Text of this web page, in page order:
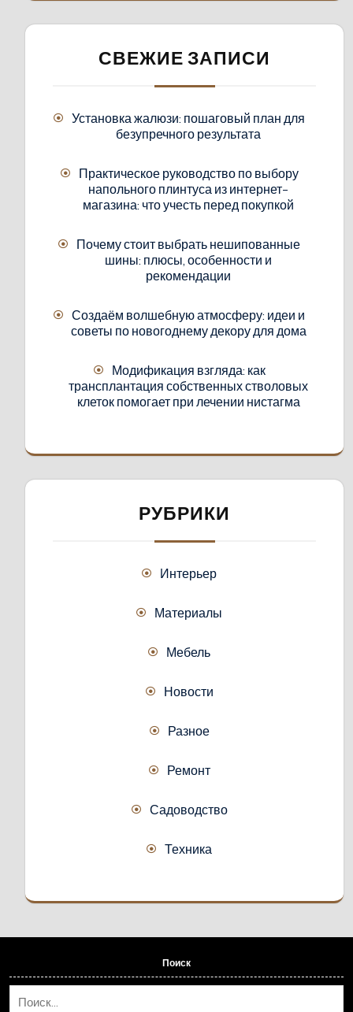
СВЕЖИЕ ЗАПИСИ
Установка жалюзи: пошаговый план для
безупречного результата
Практическое руководство по выбору
напольного плинтуса из интернет-
магазина: что учесть перед покупкой
Почему стоит выбрать нешипованные
шины: плюсы, особенности и
рекомендации
Создаём волшебную атмосферу: идеи и
советы по новогоднему декору для дома
Модификация взгляда: как
трансплантация собственных стволовых
клеток помогает при лечении нистагма
РУБРИКИ
Интерьер
Материалы
Мебель
Новости
Разное
Ремонт
Садоводство
Техника
Поиск